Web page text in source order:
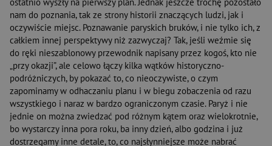
nam do poznania, tak ze strony historii znaczących ludzi, jak i
oczywiście miejsc. Poznawanie paryskich bruków, i nie tylko ich, z
całkiem innej perspektywy niż zazwyczaj? Tak, jeśli weźmie się
do ręki nieszablonowy przewodnik napisany przez kogoś, kto nie
„przy okazji”, ale celowo łączy kilka wątków historyczno-
podróżniczych, by pokazać to, co nieoczywiste, o czym
zapominamy w odhaczaniu planu i w biegu zobaczenia od razu
wszystkiego i naraz w bardzo ograniczonym czasie. Paryż i nie
jednie on można zwiedzać pod różnym kątem oraz wielokrotnie,
bo wystarczy inna pora roku, ba inny dzień, albo godzina i już
dostrzegamy inne detale, to, co najsłynniejsze może nabrać